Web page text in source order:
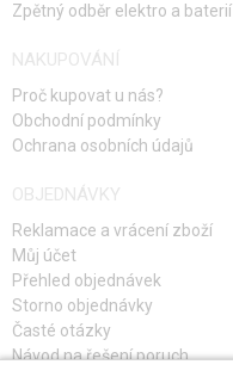
Zpětný odběr elektro a baterií
NAKUPOVÁNÍ
Proč kupovat u nás?
Obchodní podmínky
Ochrana osobních údajů
OBJEDNÁVKY
Reklamace a vrácení zboží
Můj účet
Přehled objednávek
Storno objednávky
Časté otázky
Návod na řešení poruch